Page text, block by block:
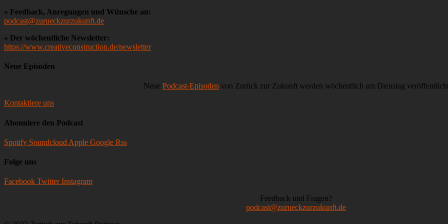
» Feedback, Anregungen und Wünsche an:
podcast@zurueckzurzukunft.de
» Der wöchentliche Newsletter:
https://www.creativeconstruction.de/newsletter
Neue Episoden
Neue Podcast-Episoden von Zurück zur Zukunft werden wöchentlich am Dienstag
Kontaktiere uns
Abonniere den Podcast
Spotify Soundcloud Apple Google Rss
Folge uns
Facebook Twitter Instagram
Feedback und Fragen?
podcast@zurueckzurzukunft.de